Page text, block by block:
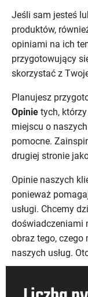
Jeśli sam jesteś
produktów,
opiniami na ich
przygotowujący
skorzystać z
Planujesz
Opinie tych,
miejscu o
pomocne.
drugiej stronie
Opinie naszych
ponieważ
usługi. Chcemy
doświadczeniami
obraz tego, czego
naszych usług.